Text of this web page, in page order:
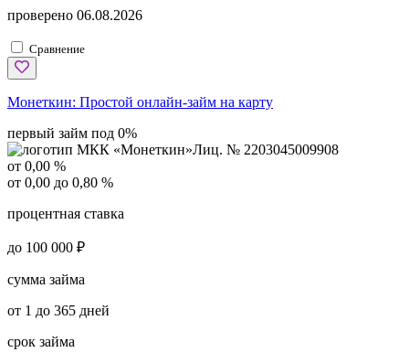
проверено 06.08.2026
Сравнение
Монеткин: Простой онлайн-займ на карту
первый займ под 0%
Лиц. № 2203045009908
от 0,00 %
от 0,00 до 0,80 %
процентная ставка
до 100 000 ₽
сумма займа
от 1 до 365 дней
срок займа